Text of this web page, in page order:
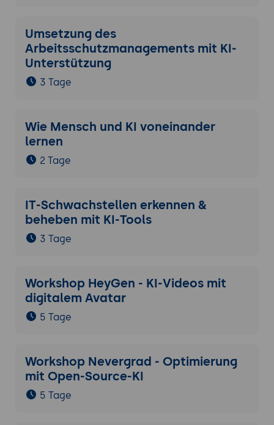
Umsetzung des
Arbeitsschutzmanagements mit KI-
Unterstützung
3 Tage
Wie Mensch und KI voneinander
lernen
2 Tage
IT-Schwachstellen erkennen &
beheben mit KI-Tools
3 Tage
Workshop HeyGen - KI-Videos mit
digitalem Avatar
5 Tage
Workshop Nevergrad - Optimierung
mit Open-Source-KI
5 Tage